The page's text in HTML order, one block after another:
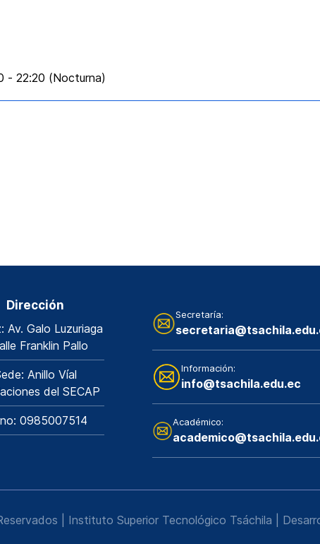
- 22:20 (Nocturna)
y Transporte
Dirección
Av. Galo Luzuriaga
Franklin Pallo
Anillo Víal
del SECAP
0985007514
Secretaría:
Información:
info@tsachila.edu.ec
Académico:
| Instituto Superior Tecnológico Tsáchila |